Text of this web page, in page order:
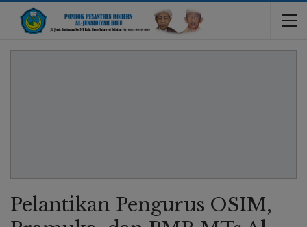
Pelantikan Pengurus OSIM,